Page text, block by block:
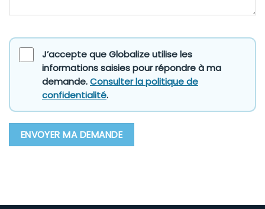
J’accepte que Globalize utilise les
informations saisies pour répondre à ma
demande.Consulter la politique de
confidentialité.